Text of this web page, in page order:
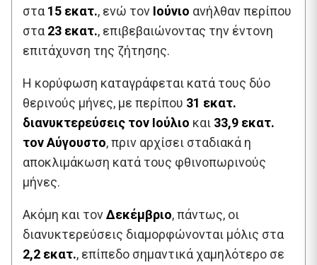
στα 15 εκατ., ενώ τον Ιούνιο ανήλθαν περίπου
στα 23 εκατ., επιβεβαιώνοντας την έντονη
επιτάχυνση της ζήτησης.
Η κορύφωση καταγράφεται κατά τους δύο
θερινούς μήνες, με περίπου 31 εκατ.
διανυκτερεύσεις τον Ιούλιο και 33,9 εκατ.
τον Αύγουστο, πριν αρχίσει σταδιακά η
αποκλιμάκωση κατά τους φθινοπωρινούς
μήνες.
Ακόμη και τονΔεκέμβριο, πάντως, οι
διανυκτερεύσεις διαμορφώνονται μόλις στα
2,2 εκατ., επίπεδο σημαντικά χαμηλότερο σε